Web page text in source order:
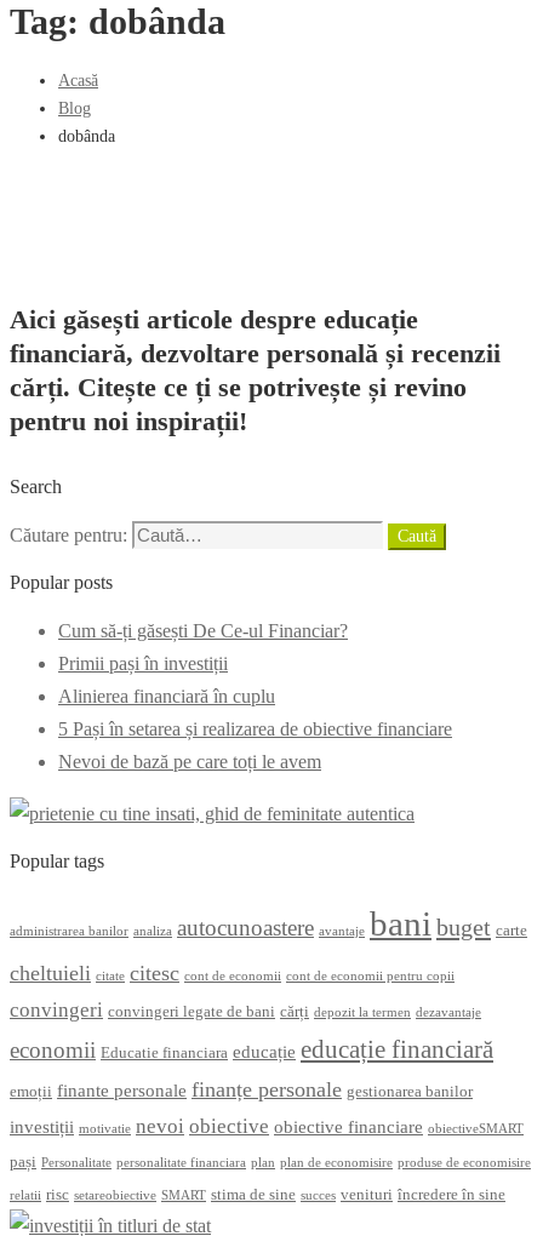
Tag: dobânda
Acasă
Blog
dobânda
Aici găsești articole despre educație
financiară, dezvoltare personală și recenzii
cărți. Citește ce ți se potrivește și revino
pentru noi inspirații!
Search
Căutare pentru: Caută
Popular posts
Cum să-ți găsești De Ce-ul Financiar?
Primii pași în investiții
Alinierea financiară în cuplu
5 Pași în setarea și realizarea de obiective financiare
Nevoi de bază pe care toți le avem
Popular tags
administrarea banilor analiza autocunoastere avantaje bani buget carte
cheltuieli citate citesc cont de economii cont de economii pentru copii
convingeri convingeri legate de bani cărți depozit la termen dezavantaje
economii Educatie financiara educație educație financiară
emoții finante personale finanțe personale gestionarea banilor
investiții motivatie nevoi obiective obiective financiare obiectiveSMART
pași Personalitate personalitate financiara plan plan de economisire produse de economisire
relatii risc setareobiective SMART stima de sine succes venituri încredere în sine